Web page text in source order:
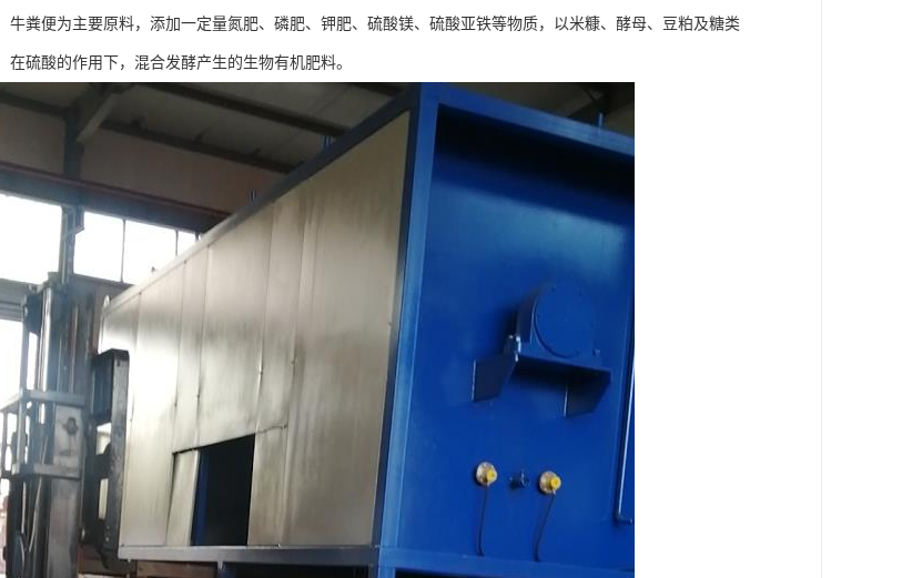
牛粪便为主要原料，添加一定量氮肥、磷肥、钾肥、硫酸镁、硫酸亚铁等物质，以米糠、酵母、豆粕及糖类
在硫酸的作用下，混合发酵产生的生物有机肥料。